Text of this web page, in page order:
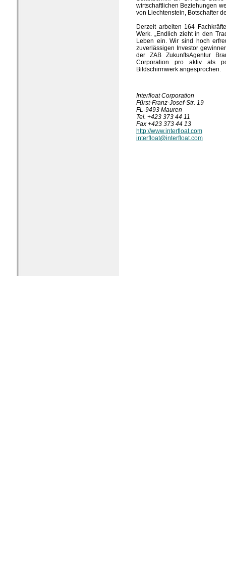
wirtschaftlichen Beziehungen
von Liechtenstein, Botschafter
Derzeit arbeiten 164
Werk. „Endlich zieht in den
Leben ein. Wir sind hoch
zuverlässigen Investor
der ZAB ZukunftsAgentur
Corporation pro aktiv als
Bildschirmwerk angesprochen.
Interfloat Corporation
Fürst-Franz-Josef-Str. 19
FL-9493 Mauren
Tel. +423 373 44 11
Fax +423 373 44 13
http://www.interfloat.com
interfloat@interfloat.com